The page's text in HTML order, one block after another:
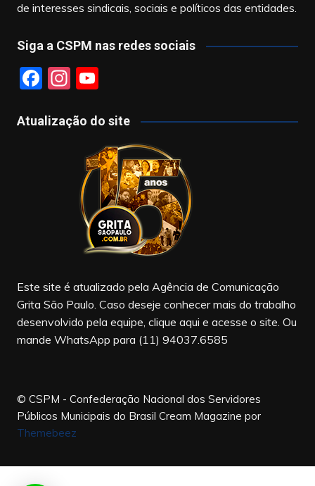
de interesses sindicais, sociais e políticos das entidades.
Siga a CSPM nas redes sociais
F
c
In
a
m
Y
u
T
u
b
e
Atualização do site
Este site é atualizado pela Agência de Comunicação
Grita São Paulo. Caso deseje conhecer mais do trabalho
desenvolvido pela equipe, clique aqui e acesse o site. Ou
mande WhatsApp para (11) 94037.6585
© CSPM - Confederação Nacional dos Servidores
Públicos Municipais do Brasil Cream Magazine por
Themebeez